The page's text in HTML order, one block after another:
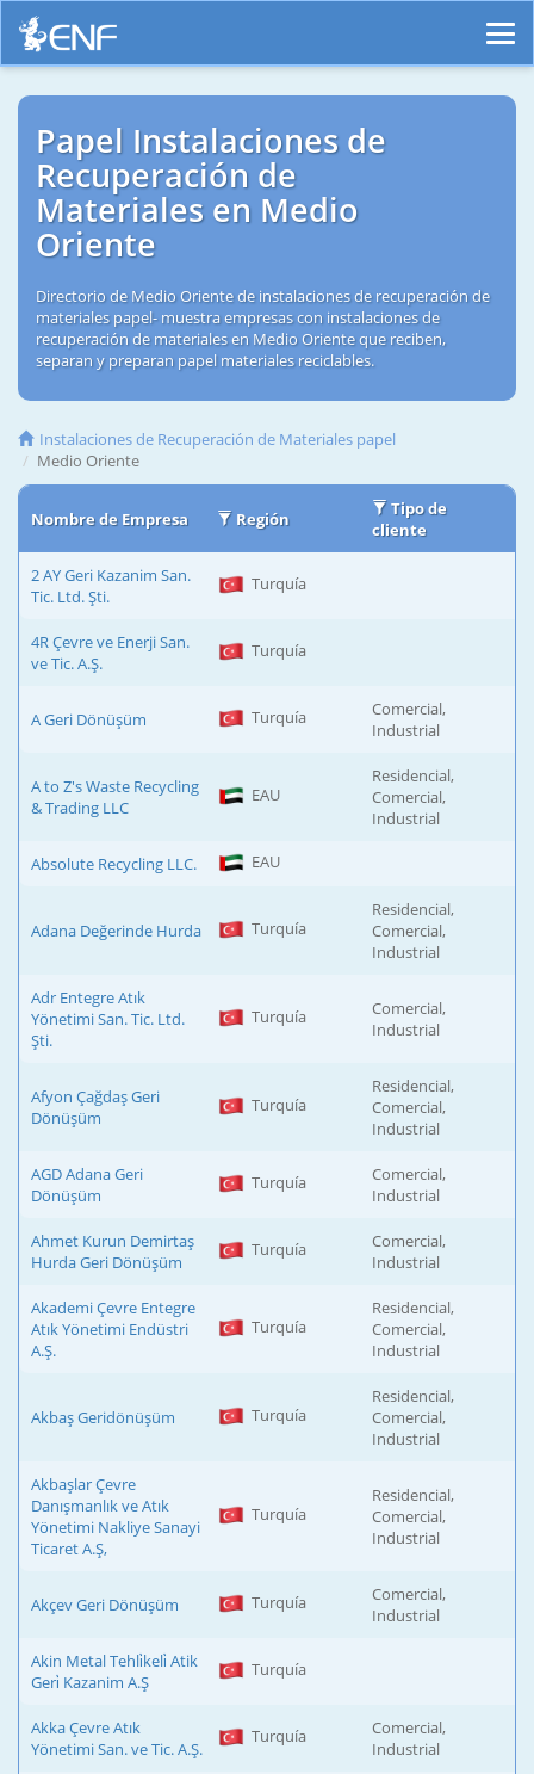
Papel Instalaciones de
Recuperación de
Materiales en Medio
Oriente
Directorio de Medio Oriente de instalaciones de recuperación de
materiales papel- muestra empresas con instalaciones de
recuperación de materiales en Medio Oriente que reciben,
separan y preparan papel materiales reciclables.
Instalaciones de Recuperación de Materiales papel
Medio Oriente
Nombre de Empresa Región
Tipo de
cliente
2 AY Geri Kazanim San.
Tic. Ltd. Şti.
Turquía
4R Çevre ve Enerji San.
ve Tic. A.Ş.
Turquía
A Geri Dönüşüm Turquía
Comercial,
Industrial
A to Z's Waste Recycling
& Trading LLC
EAU
Residencial,
Comercial,
Industrial
Absolute Recycling LLC. EAU
Adana Değerinde Hurda Turquía
Residencial,
Comercial,
Industrial
Adr Entegre Atık
Yönetimi San. Tic. Ltd.
Şti.
Turquía
Comercial,
Industrial
Afyon Çağdaş Geri
Dönüşüm
Turquía
Residencial,
Comercial,
Industrial
AGD Adana Geri
Dönüşüm
Turquía
Comercial,
Industrial
Ahmet Kurun Demirtaş
Hurda Geri Dönüşüm
Turquía
Comercial,
Industrial
Akademi Çevre Entegre
Atık Yönetimi Endüstri
A.Ş.
Turquía
Residencial,
Comercial,
Industrial
Akbaş Geridönüşüm Turquía
Residencial,
Comercial,
Industrial
Akbaşlar Çevre
Danışmanlık ve Atık
Yönetimi Nakliye Sanayi
Ticaret A.Ş,
Turquía
Residencial,
Comercial,
Industrial
Akçev Geri Dönüşüm Turquía
Comercial,
Industrial
Akin Metal Tehli̇keli̇ Atik
Geri̇ Kazanim A.Ş
Turquía
Akka Çevre Atık
Yönetimi San. ve Tic. A.Ş.
Turquía
Comercial,
Industrial